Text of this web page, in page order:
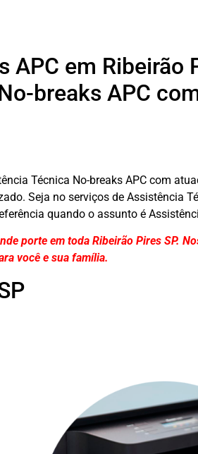
em Ribeirão
breaks APC
Técnica No-breaks APC com
Seja no serviços de Assistência
quando o assunto é
porte em toda Ribeirão Pires SP.
você e sua família.